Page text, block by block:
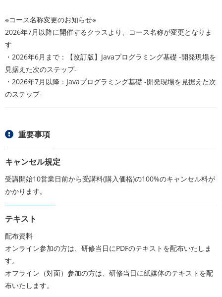
※コース名称変更のお知らせ※
2026年7月以降に開催するクラスより、コース名称が変更となりま
す
・2026年6月まで：【改訂版】Javaプログラミング基礎 -開発現場を
見据えた次のステップ-
・2026年7月以降：Javaプログラミング基礎 -開発現場を見据えた次
のステップ-
重要事項
キャンセル規定
受講開始10営業日前から受講料(購入価格)の100%のキャンセル料が
かかります。
テキスト
配布資料
オンライン参加の方は、研修当日にPDFのテキストを配布いたしま
す。
オフライン（対面）参加の方は、研修当日に紙媒体のテキストを配
布いたします。